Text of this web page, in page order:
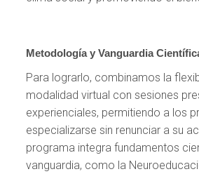
Metodología y Vanguardia
Para lograrlo, combinamos la
modalidad virtual con sesiones
experienciales, permitiendo a los
especializarse sin renunciar a su
programa integra fundamentos
vanguardia, como la